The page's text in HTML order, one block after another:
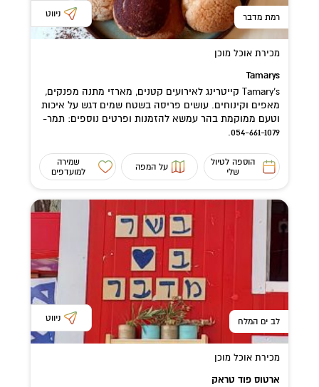
רמת מדבר ניווט
מכירת אוכל מוכן
Tamarys
Tamary's קייטרינג לאירועים קטנים, מארזי מתנה מפנקים,
מאפים וקינוחים. עושים פריסה בשטח שמים דגש על איכות
וטעם ממוקמת בהר עמשא להזמנות ופרטים נוספים: תמר-
054-661-1079.
הוספה לטיול
שלי
על המפה
שמירה
למועדפים
לב ים המלח ניווט
מכירת אוכל מוכן
ארטוס פוד טראק